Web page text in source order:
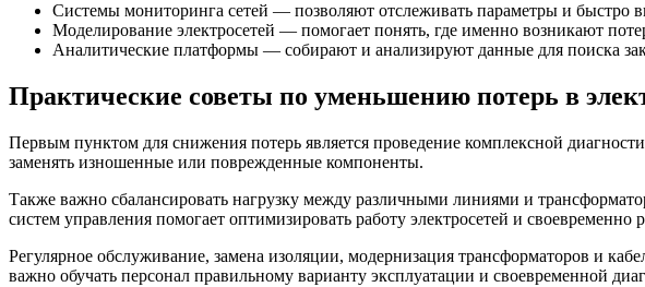
Системы мониторинга сетей — позволяют отслеживать параметры и быстро
Моделирование электросетей — помогает понять, где именно возникают
Аналитические платформы — собирают и анализируют данные для поиска
Практические советы по уменьшению потерь в
Первым пунктом для снижения потерь является проведение комплексной
заменять изношенные или поврежденные компоненты.
Также важно сбалансировать нагрузку между различными линиями и
систем управления помогает оптимизировать работу электросетей и своевременно
Регулярное обслуживание, замена изоляции, модернизация трансформаторов и
важно обучать персонал правильному варианту эксплуатации и своевременной